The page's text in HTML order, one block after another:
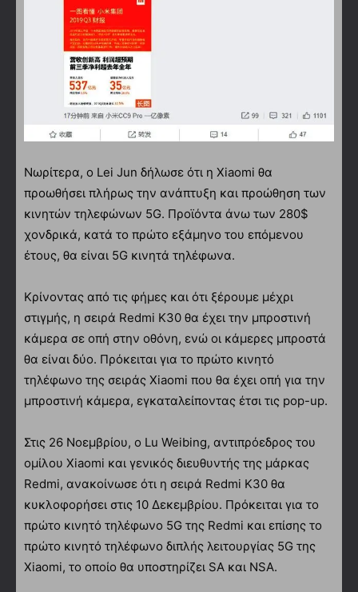
Νωρίτερα, ο Lei Jun δήλωσε ότι η Xiaomi θα
προωθήσει πλήρως την ανάπτυξη και προώθηση των
κινητών τηλεφώνων 5G. Προϊόντα άνω των 280$
χονδρικά, κατά το πρώτο εξάμηνο του επόμενου
έτους, θα είναι 5G κινητά τηλέφωνα.
Κρίνοντας από τις φήμες και ότι ξέρουμε μέχρι
στιγμής, η σειρά Redmi K30 θα έχει την μπροστινή
κάμερα σε οπή στην οθόνη, ενώ οι κάμερες μπροστά
θα είναι δύο. Πρόκειται για το πρώτο κινητό
τηλέφωνο της σειράς Xiaomi που θα έχει οπή για την
μπροστινή κάμερα, εγκαταλείποντας έτσι τις pop-up.
Στις 26 Νοεμβρίου, ο Lu Weibing, αντιπρόεδρος του
ομίλου Xiaomi και γενικός διευθυντής της μάρκας
Redmi, ανακοίνωσε ότι η σειρά Redmi K30 θα
κυκλοφορήσει στις 10 Δεκεμβρίου. Πρόκειται για το
πρώτο κινητό τηλέφωνο 5G της Redmi και επίσης το
πρώτο κινητό τηλέφωνο διπλής λειτουργίας 5G της
Xiaomi, το οποίο θα υποστηρίζει SA και NSA.